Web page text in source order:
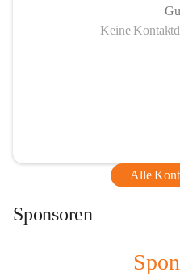
Keine
Alle
Sponsoren